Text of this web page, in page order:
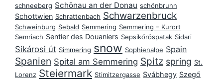
schneeberg Schönau an der Donau schönbrunn
Schottwien Schrattenbach Schwarzenbruck
Schweinburg Sebald Semmering Semmering – Kurort
Semriach Sentier des Douaniers Sepsikőröspatak Sidari
Sikárosi út Simmering snow Sophienalpe Spain
Spanien Spital am Semmering Spitz spring St.
Lorenz Steiermark Stimitzergasse Svábhegy Szegő